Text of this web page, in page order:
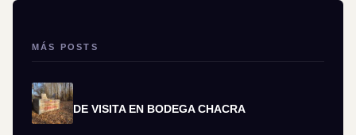
MÁS POSTS
DE VISITA EN BODEGA CHACRA